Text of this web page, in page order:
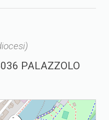
PALAZZOLO
DI S. MARIA